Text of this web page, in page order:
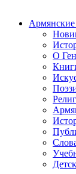
О